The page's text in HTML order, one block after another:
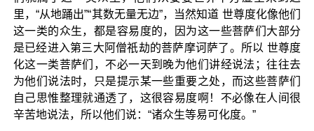
里，“从地踊出”“其数无量无边”，当然知道 世尊度化像他们
这一类的众生，都是容易度的，因为这一些菩萨们大部分
是已经进入第三大阿僧祇劫的菩萨摩诃萨了。所以 世尊度
化这一类菩萨们，不必一天到晚为他们讲经说法；往往去
为他们说法时，只是提示某一些重要之处，而这些菩萨们
自己思惟整理就通透了，这很容易度啊！不必像在人间很
辛苦地说法，所以他们说：“诸众生等易可化度。”